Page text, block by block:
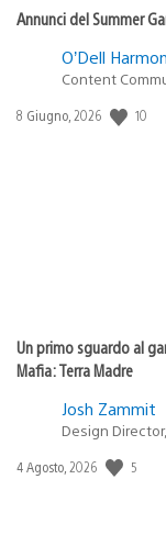
Annunci del Summer
O’Dell
Content
Data
8 Giugno, 2026 10
Un primo sguardo al
Mafia: Terra Madre
Josh Zammit
Design
Data
4 Agosto, 2026 5